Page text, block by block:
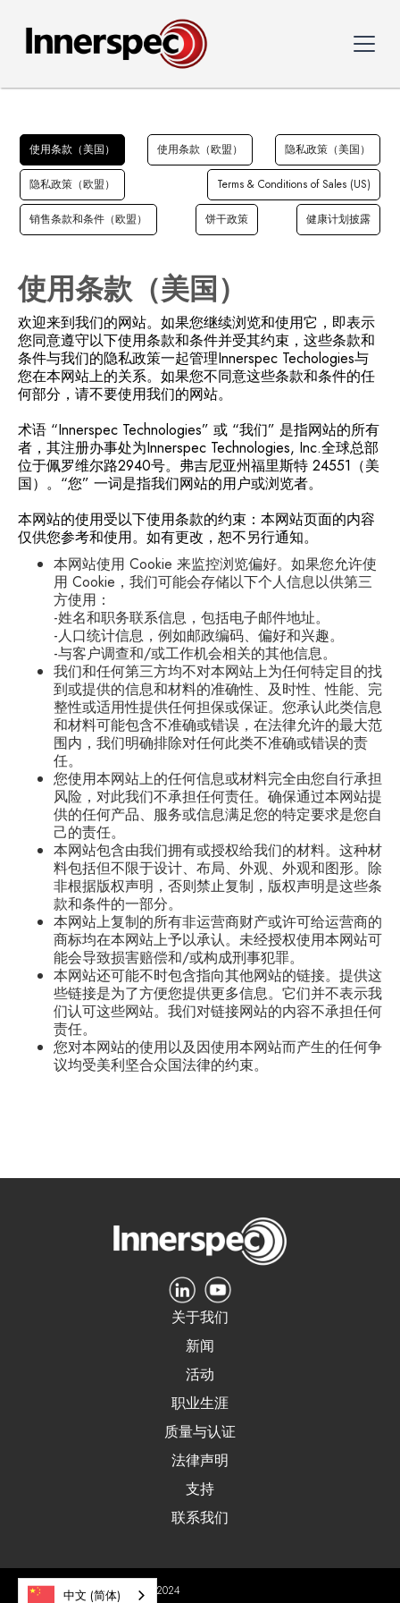
使用条款（美国） 使用条款（欧盟） 隐私政策（美国）
隐私政策（欧盟） Terms & Conditions of Sales (US)
销售条款和条件（欧盟） 饼干政策 健康计划披露
使用条款（美国）
欢迎来到我们的网站。如果您继续浏览和使用它，即表示
您同意遵守以下使用条款和条件并受其约束，这些条款和
条件与我们的隐私政策一起管理Innerspec Techologies与
您在本网站上的关系。如果您不同意这些条款和条件的任
何部分，请不要使用我们的网站。
术语 “Innerspec Technologies” 或 “我们” 是指网站的所有
者，其注册办事处为Innerspec Technologies, Inc.全球总部
位于佩罗维尔路2940号。弗吉尼亚州福里斯特 24551（美
国）。“您” 一词是指我们网站的用户或浏览者。
本网站的使用受以下使用条款的约束：本网站页面的内容
仅供您参考和使用。如有更改，恕不另行通知。
本网站使用 Cookie 来监控浏览偏好。如果您允许使
用 Cookie，我们可能会存储以下个人信息以供第三
方使用：
-姓名和职务联系信息，包括电子邮件地址。
-人口统计信息，例如邮政编码、偏好和兴趣。
-与客户调查和/或工作机会相关的其他信息。
我们和任何第三方均不对本网站上为任何特定目的找
到或提供的信息和材料的准确性、及时性、性能、完
整性或适用性提供任何担保或保证。您承认此类信息
和材料可能包含不准确或错误，在法律允许的最大范
围内，我们明确排除对任何此类不准确或错误的责
任。
您使用本网站上的任何信息或材料完全由您自行承担
风险，对此我们不承担任何责任。确保通过本网站提
供的任何产品、服务或信息满足您的特定要求是您自
己的责任。
本网站包含由我们拥有或授权给我们的材料。这种材
料包括但不限于设计、布局、外观、外观和图形。除
非根据版权声明，否则禁止复制，版权声明是这些条
款和条件的一部分。
本网站上复制的所有非运营商财产或许可给运营商的
商标均在本网站上予以承认。未经授权使用本网站可
能会导致损害赔偿和/或构成刑事犯罪。
本网站还可能不时包含指向其他网站的链接。提供这
些链接是为了方便您提供更多信息。它们并不表示我
们认可这些网站。我们对链接网站的内容不承担任何
责任。
您对本网站的使用以及因使用本网站而产生的任何争
议均受美利坚合众国法律的约束。
关于我们
新闻
活动
职业生涯
质量与认证
法律声明
支持
联系我们
Innerspec 科技公司 © 2020-2024
中文 (简体)